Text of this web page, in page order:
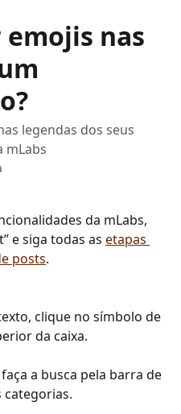
nas
legendas dos seus
mLabs
da mLabs,
e siga todas as etapas
posts.
clique no símbolo de
da caixa.
a busca pela barra de
categorias.